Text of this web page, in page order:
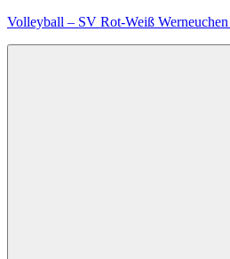
Zum
Volleyball – SV Rot-Weiß Werneuchen